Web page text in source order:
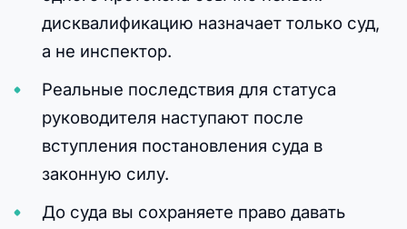
дисквалификацию назначает только суд,
а не инспектор.
Реальные последствия для статуса
руководителя наступают после
вступления постановления суда в
законную силу.
До суда вы сохраняете право давать